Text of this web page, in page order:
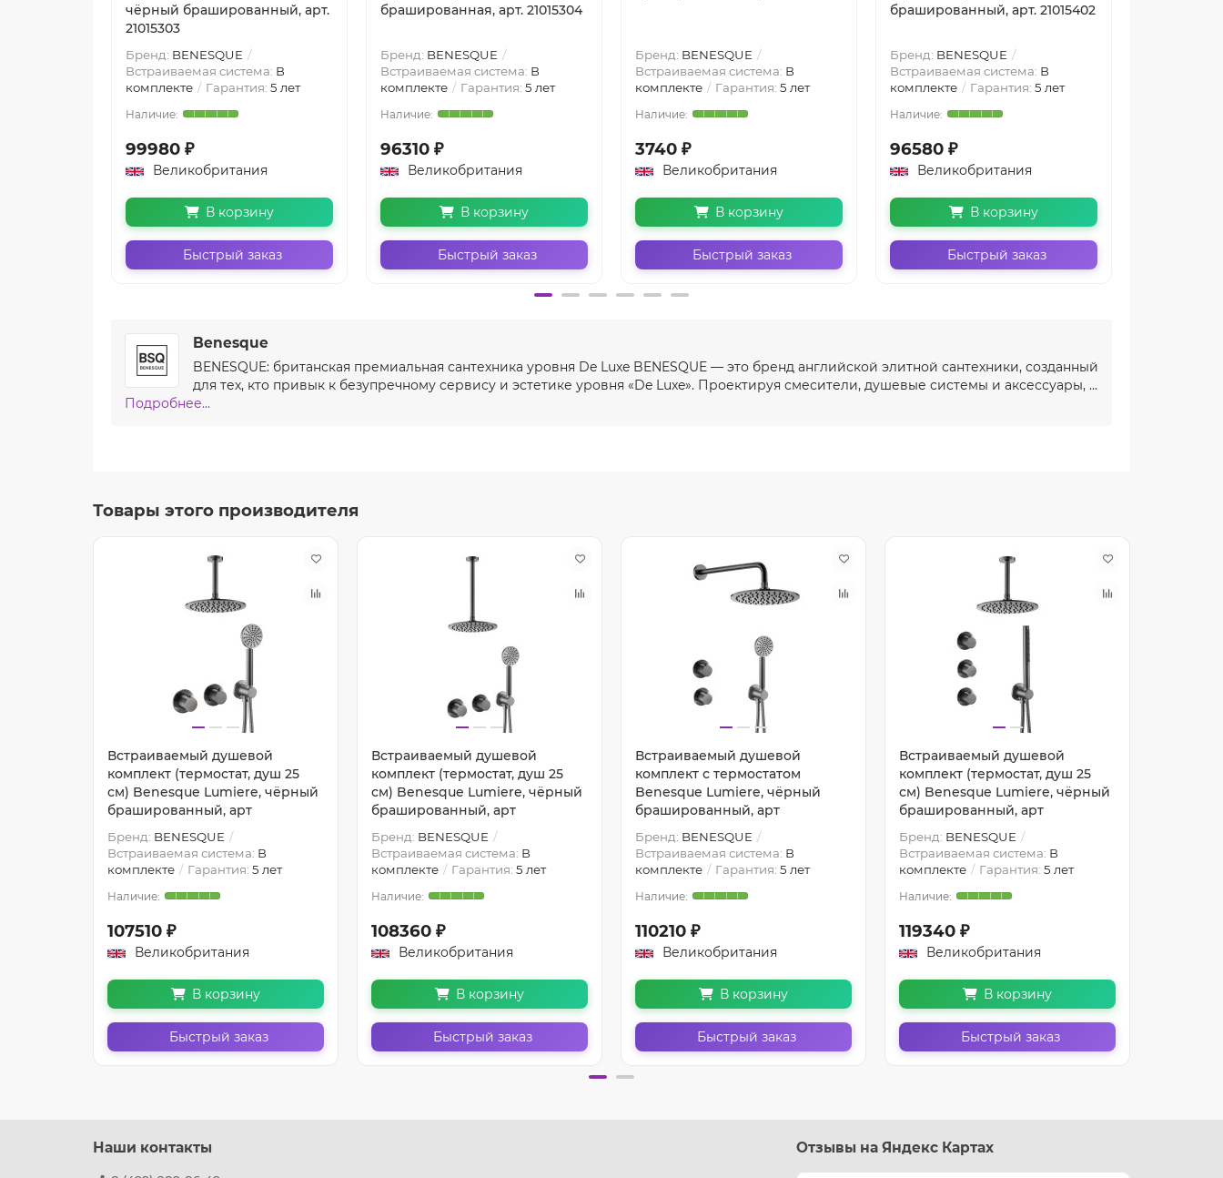
чёрный брашированный, арт.
21015303
Бренд: BENESQUE
Встраиваемая система: В
комплекте
Гарантия: 5 лет
99980 ₽
Великобритания
В корзину
Быстрый заказ
брашированная, арт. 21015304
Бренд: BENESQUE
Встраиваемая система: В
комплекте
Гарантия: 5 лет
96310 ₽
Великобритания
В корзину
Быстрый заказ
Бренд: BENESQUE
Встраиваемая система: В
комплекте
Гарантия: 5 лет
3740 ₽
Великобритания
В корзину
Быстрый заказ
брашированный, арт. 21015402
Бренд: BENESQUE
Встраиваемая система: В
комплекте
Гарантия: 5 лет
96580 ₽
Великобритания
В корзину
Быстрый заказ
Benesque
BENESQUE: британская премиальная сантехника уровня De Luxe BENESQUE — это бренд английской элитной сантехники, созданный
для тех, кто привык к безупречному сервису и эстетике уровня «De Luxe». Проектируя смесители, душевые системы и аксессуары, ...
Подробнее...
Товары этого производителя
Встраиваемый душевой
комплект (термостат, душ 25
см) Benesque Lumiere, чёрный
брашированный, арт
Бренд: BENESQUE
Встраиваемая система: В
комплекте
Гарантия: 5 лет
107510 ₽
Великобритания
В корзину
Быстрый заказ
Встраиваемый душевой
комплект (термостат, душ 25
см) Benesque Lumiere, чёрный
брашированный, арт
Бренд: BENESQUE
Встраиваемая система: В
комплекте
Гарантия: 5 лет
108360 ₽
Великобритания
В корзину
Быстрый заказ
Встраиваемый душевой
комплект с термостатом
Benesque Lumiere, чёрный
брашированный, арт
Бренд: BENESQUE
Встраиваемая система: В
комплекте
Гарантия: 5 лет
110210 ₽
Великобритания
В корзину
Быстрый заказ
Встраиваемый душевой
комплект (термостат, душ 25
см) Benesque Lumiere, чёрный
брашированный, арт
Бренд: BENESQUE
Встраиваемая система: В
комплекте
Гарантия: 5 лет
119340 ₽
Великобритания
В корзину
Быстрый заказ
Наши контакты Отзывы на Яндекс Картах